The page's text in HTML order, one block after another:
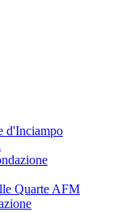
d'Inciampo
Quarte AFM